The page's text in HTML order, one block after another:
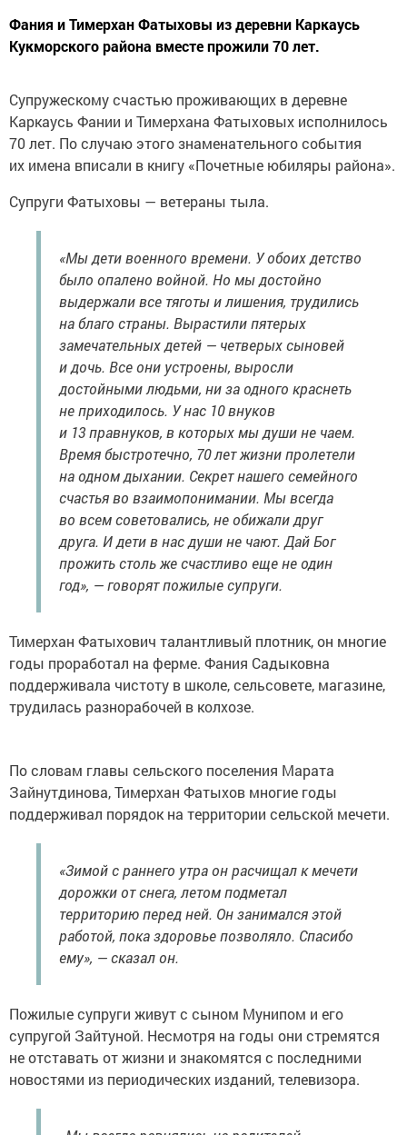
Фания и Тимерхан Фатыховы из деревни Каркаусь
Кукморского района вместе прожили 70 лет.
Супружескому счастью проживающих в деревне
Каркаусь Фании и Тимерхана Фатыховых исполнилось
70 лет. По случаю этого знаменательного события
их имена вписали в книгу «Почетные юбиляры района».
Супруги Фатыховы — ветераны тыла.
«Мы дети военного времени. У обоих детство
было опалено войной. Но мы достойно
выдержали все тяготы и лишения, трудились
на благо страны. Вырастили пятерых
замечательных детей — четверых сыновей
и дочь. Все они устроены, выросли
достойными людьми, ни за одного краснеть
не приходилось. У нас 10 внуков
и 13 правнуков, в которых мы души не чаем.
Время быстротечно, 70 лет жизни пролетели
на одном дыхании. Секрет нашего семейного
счастья во взаимопонимании. Мы всегда
во всем советовались, не обижали друг
друга. И дети в нас души не чают. Дай Бог
прожить столь же счастливо еще не один
год», — говорят пожилые супруги.
Тимерхан Фатыхович талантливый плотник, он многие
годы проработал на ферме. Фания Садыковна
поддерживала чистоту в школе, сельсовете, магазине,
трудилась разнорабочей в колхозе.
По словам главы сельского поселения Марата
Зайнутдинова, Тимерхан Фатыхов многие годы
поддерживал порядок на территории сельской мечети.
«Зимой с раннего утра он расчищал к мечети
дорожки от снега, летом подметал
территорию перед ней. Он занимался этой
работой, пока здоровье позволяло. Спасибо
ему», — сказал он.
Пожилые супруги живут с сыном Мунипом и его
супругой Зайтуной. Несмотря на годы они стремятся
не отставать от жизни и знакомятся с последними
новостями из периодических изданий, телевизора.